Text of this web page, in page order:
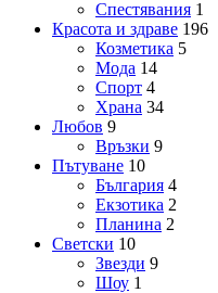
Спестявания 1
Красота и здраве 196
Козметика 5
Мода 14
Спорт 4
Храна 34
Любов 9
Връзки 9
Пътуване 10
България 4
Екзотика 2
Планина 2
Светски 10
Звезди 9
Шоу 1